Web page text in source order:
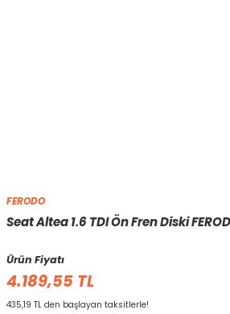
FERODO
Seat Altea 1.6 TDI Ön Fren Diski
Ürün Fiyatı
4.189,55 TL
435,19 TL den başlayan taksitlerle!